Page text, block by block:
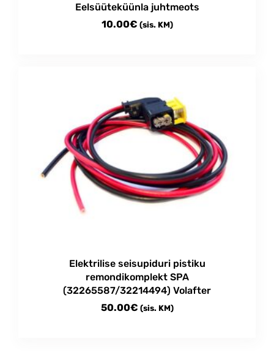
Eelsüüteküünla juhtmeots
10.00€ (sis. KM)
Elektrilise seisupiduri pistiku
remondikomplekt SPA
(32265587/32214494) Volafter
50.00€ (sis. KM)